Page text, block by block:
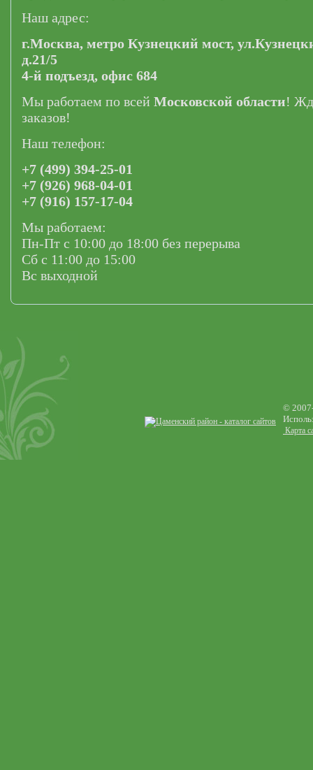
Наш адрес:
г.Москва, метро Кузнецкий мост,
д.21/5
4-й подъезд, офис 684
Мы работаем по всей Московской области!
заказов!
Наш телефон:
+7 (499) 394-25-01
+7 (926) 968-04-01
+7 (916) 157-17-04
Мы работаем:
Пн-Пт с 10:00 до 18:00 без перерыва
Сб с 11:00 до 15:00
Вс выходной
©
Карта